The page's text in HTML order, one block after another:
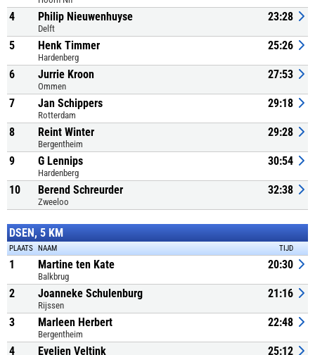
4 Philip Nieuwenhuyse
Delft
23:28
5 Henk Timmer
Hardenberg
25:26
6 Jurrie Kroon
Ommen
27:53
7 Jan Schippers
Rotterdam
29:18
8 Reint Winter
Bergentheim
29:28
9 G Lennips
Hardenberg
30:54
10 Berend Schreurder
Zweeloo
32:38
DSEN, 5 KM
PLAATS NAAM TIJD
1 Martine ten Kate
Balkbrug
20:30
2 Joanneke Schulenburg
Rijssen
21:16
3 Marleen Herbert
Bergentheim
22:48
4 Evelien Veltink 25:12